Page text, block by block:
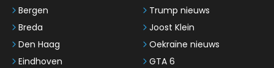
Bergen
Breda
Den Haag
Eindhoven
Trump nieuws
Joost Klein
Oekraïne nieuws
GTA 6